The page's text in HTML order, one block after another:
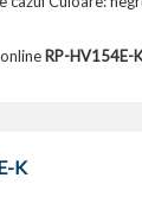
RP-HV154E-
K